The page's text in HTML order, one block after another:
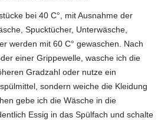
bei 40 C°, mit Ausnahme der
Spucktücher, Unterwäsche,
werden mit 60 C° gewaschen. Nach
einer Grippewelle, wasche ich die
Gradzahl oder nutze ein
sondern weiche die Kleidung
gebe ich die Wäsche in die
Essig in das Spülfach und schalte